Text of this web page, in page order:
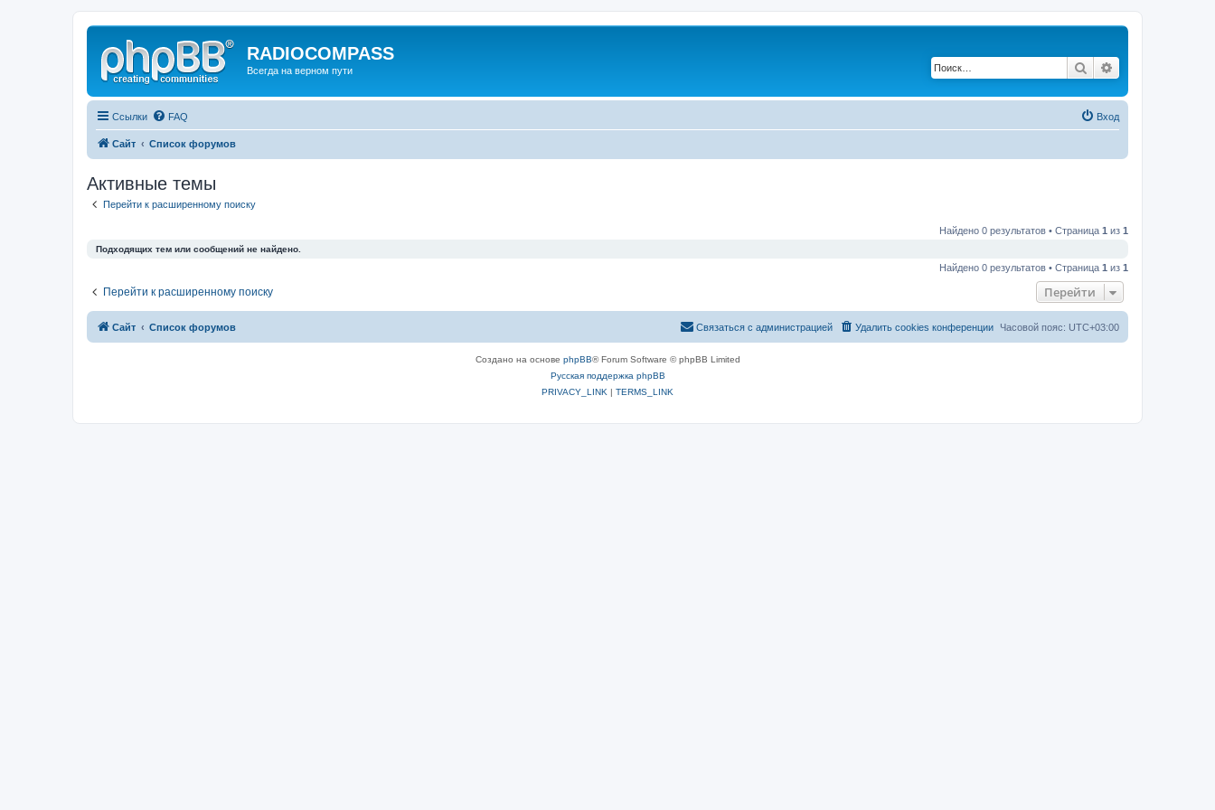
RADIOCOMPASS
Всегда на верном пути Поиск
Ссылки FAQ Вход
Сайт Список форумов
Активные темы
Перейти к расширенному поиску
Найдено 0 результатов • Страница 1 из 1
Подходящих тем или сообщений не найдено.
Найдено 0 результатов • Страница 1 из 1
Перейти к расширенному поиску Перейти
Сайт Список форумов Часовой пояс: UTC+03:00
Удалить cookies конференции
Связаться с администрацией
Создано на основе phpBB® Forum Software © phpBB Limited
Русская поддержка phpBB
PRIVACY_LINK | TERMS_LINK